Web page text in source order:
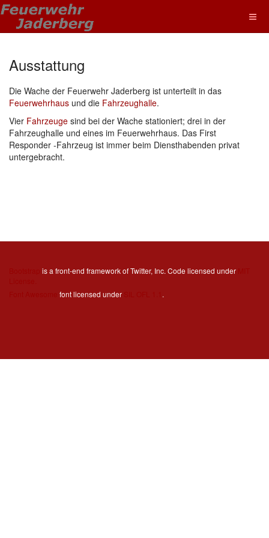
Ausstattung
Die Wache der Feuerwehr Jaderberg ist unterteilt in das
Feuerwehrhaus und die Fahrzeughalle.
Vier Fahrzeuge sind bei der Wache stationiert; drei in der
Fahrzeughalle und eines im Feuerwehrhaus. Das First
Responder -Fahrzeug ist immer beim Diensthabenden privat
untergebracht.
is a front-end framework of Twitter, Inc. Code licensed under
font licensed under .